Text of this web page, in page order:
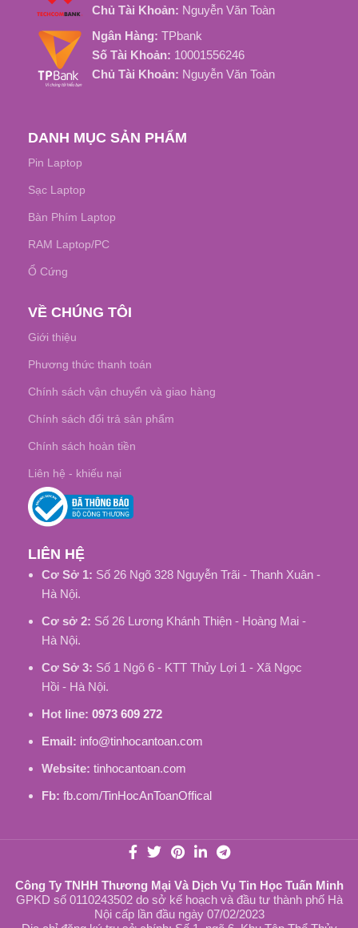
Chủ Tài Khoản: Nguyễn Văn Toàn
Ngân Hàng: TPbank
Số Tài Khoản: 10001556246
Chủ Tài Khoản: Nguyễn Văn Toàn
DANH MỤC SẢN PHẨM
Pin Laptop
Sạc Laptop
Bàn Phím Laptop
RAM Laptop/PC
Ổ Cứng
VỀ CHÚNG TÔI
Giới thiệu
Phương thức thanh toán
Chính sách vận chuyển và giao hàng
Chính sách đổi trả sản phẩm
Chính sách hoàn tiền
Liên hệ - khiếu nại
LIÊN HỆ
Cơ Sở 1: Số 26 Ngõ 328 Nguyễn Trãi - Thanh Xuân -
Hà Nội.
Cơ sở 2: Số 26 Lương Khánh Thiện - Hoàng Mai -
Hà Nội.
Cơ Sở 3: Số 1 Ngõ 6 - KTT Thủy Lợi 1 - Xã Ngọc
Hồi - Hà Nội.
Hot line: 0973 609 272
Email: info@tinhocantoan.com
Website: tinhocantoan.com
Fb: fb.com/TinHocAnToanOffical
Công Ty TNHH Thương Mại Và Dịch Vụ Tin Học Tuấn Minh
GPKD số 0110243502 do sở kế hoạch và đầu tư thành phố Hà
Nội cấp lần đầu ngày 07/02/2023